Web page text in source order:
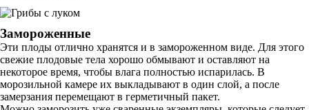
Замороженные
Эти плоды отлично хранятся и в замороженном виде. Для этого
свежие плодовые тела хорошо обмывают и оставляют на
некоторое время, чтобы влага полностью испарилась. В
морозильной камере их выкладывают в один слой, а после
замерзания перемещают в герметичный пакет.